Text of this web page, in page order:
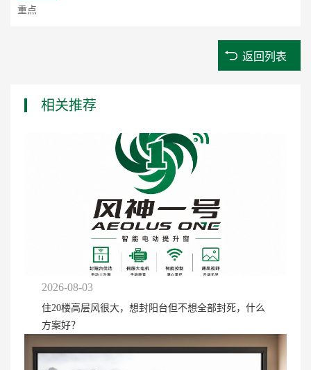
重点
返回列表
相关推荐
2026-08-03
住20楼高层风很大，想封阳台但不想全部封死，什么
方案好？